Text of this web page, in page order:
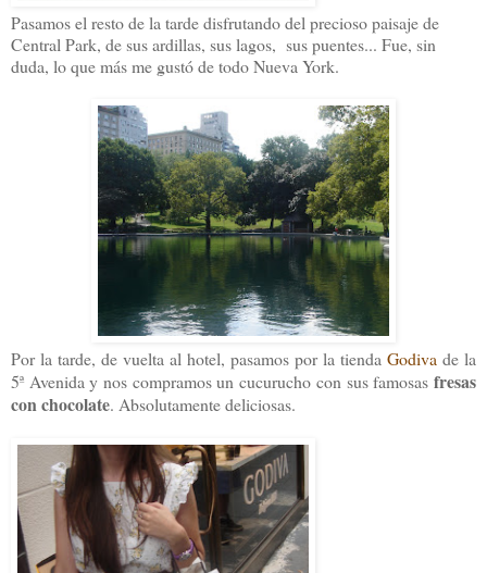
Pasamos el resto de la tarde disfrutando del precioso paisaje de
Central Park, de sus ardillas, sus lagos, sus puentes... Fue, sin
duda, lo que más me gustó de todo Nueva York.
Por la tarde, de vuelta al hotel, pasamos por la tienda Godiva de la
5ª Avenida y nos compramos un cucurucho con sus famosas fresas
con chocolate. Absolutamente deliciosas.